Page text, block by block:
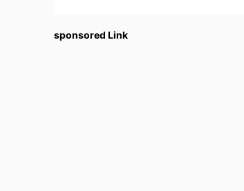
sponsored Link